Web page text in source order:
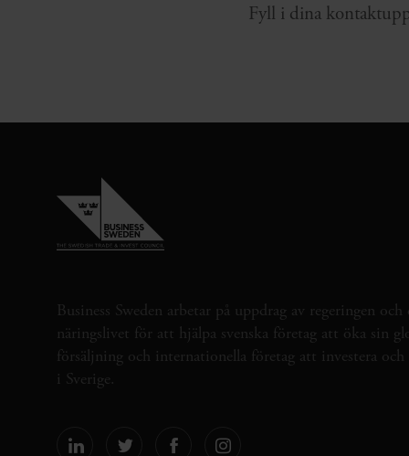
Fyll i dina
Business Sweden arbetar på uppdrag av regeringen
näringslivet för att hjälpa svenska företag att öka sin
försäljning och internationella företag att investera och
i Sverige.